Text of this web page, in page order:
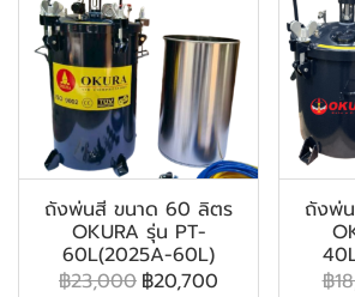
ถังพ่นสี ขนาด 60 ลิตร
OKURA รุ่น PT-
60L(2025A-60L)
฿23,000 ฿20,700
ถังพ่
฿